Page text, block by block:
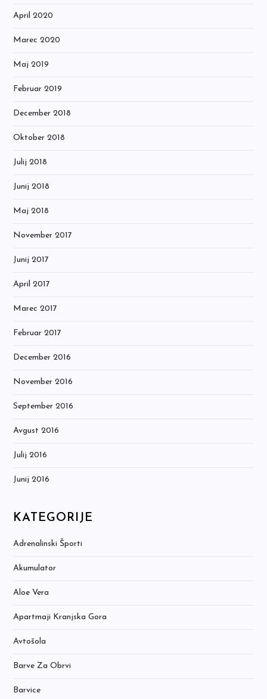
April 2020
Marec 2020
Maj 2019
Februar 2019
December 2018
Oktober 2018
Julij 2018
Junij 2018
Maj 2018
November 2017
Junij 2017
April 2017
Marec 2017
Februar 2017
December 2016
November 2016
September 2016
Avgust 2016
Julij 2016
Junij 2016
KATEGORIJE
Adrenalinski Športi
Akumulator
Aloe Vera
Apartmaji Kranjska Gora
Avtošola
Barve Za Obrvi
Barvice